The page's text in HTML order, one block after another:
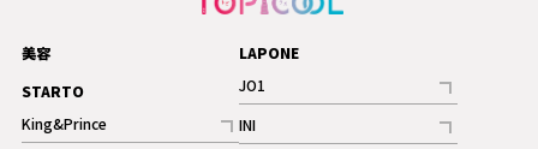
美容
STARTO
King&Prince
LAPONE
JO1
記事
INI